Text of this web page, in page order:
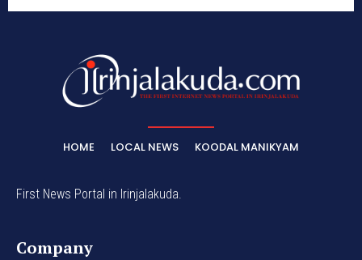
HOME LOCAL NEWS KOODAL MANIKYAM
First News Portal in Irinjalakuda.
Company